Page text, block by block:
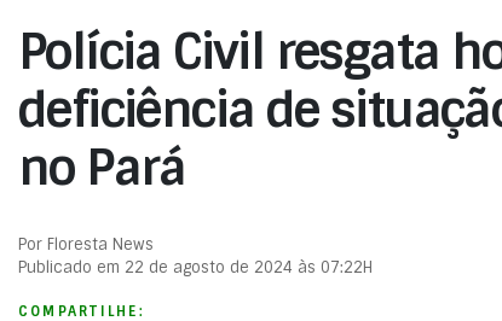
Polícia Civil resgata
deficiência de
no Pará
Por Floresta News
Publicado em 22 de agosto de 2024 às 07:22H
COMPARTILHE: